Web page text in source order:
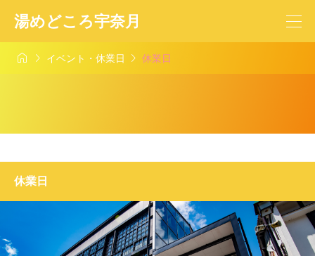
湯めどころ宇奈月
  イベント・休業日  休業日
休業日